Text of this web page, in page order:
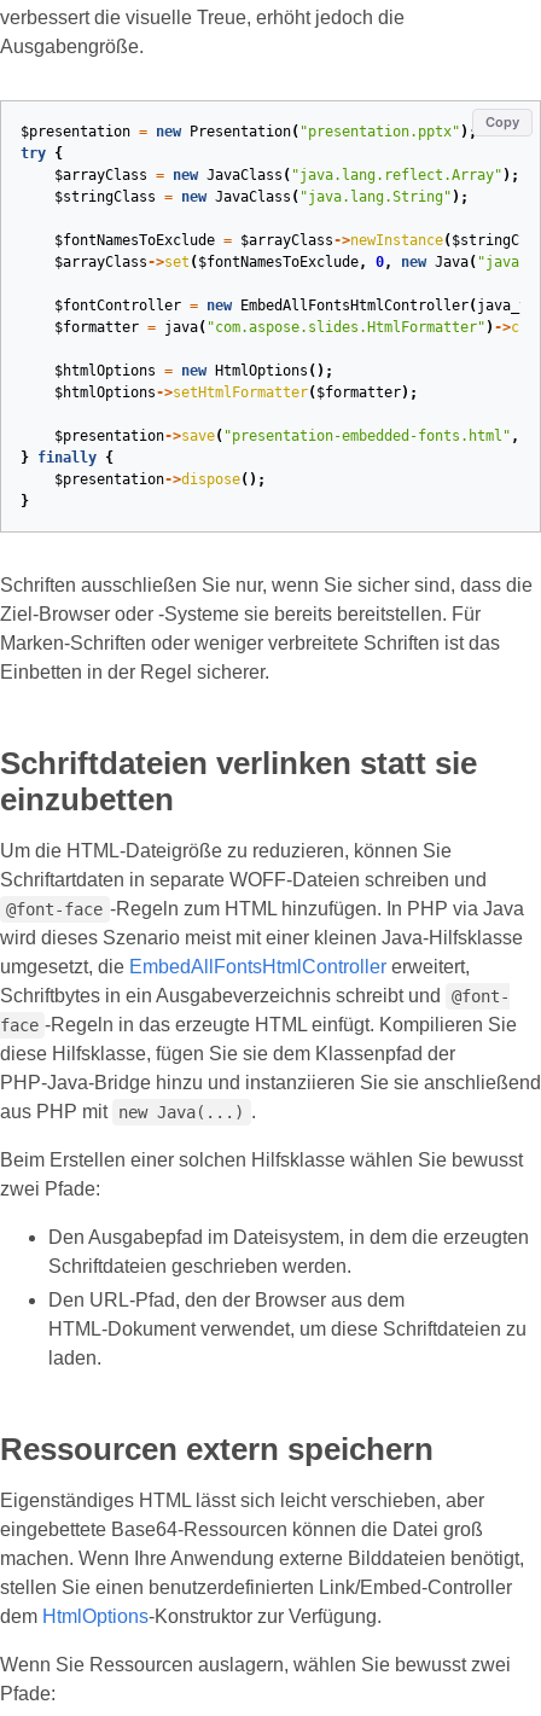
verbessert die visuelle Treue, erhöht jedoch die
Ausgabengröße.
Copy
$presentation = new Presentation( "presentation.pptx" );
try {
$arrayClass = new JavaClass ( "java.lang.reflect.Array" );
$stringClass = new JavaClass ( "java.lang.String" );
$fontNamesToExclude = $arrayClass->newInstance(
$arrayClass->set ( $fontNamesToExclude, 0, new Java(
$fontController = new EmbedAllFontsHtmlController(
$formatter = java( "com.aspose.slides.HtmlFormatter" ) ->
$htmlOptions = new HtmlOptions ();
$htmlOptions->setHtmlFormatter( $formatter);
$presentation->save( "presentation-embedded-fonts.html" ,
} finally {
$presentation->dispose();
}
Schriften ausschließen Sie nur, wenn Sie sicher sind, dass die
Ziel‑Browser oder -Systeme sie bereits bereitstellen. Für
Marken‑Schriften oder weniger verbreitete Schriften ist das
Einbetten in der Regel sicherer.
Schriftdateien verlinken statt sie
einzubetten
Um die HTML‑Dateigröße zu reduzieren, können Sie
Schriftartdaten in separate WOFF‑Dateien schreiben und
@font-face ‑Regeln zum HTML hinzufügen. In PHP via Java
wird dieses Szenario meist mit einer kleinen Java‑Hilfsklasse
umgesetzt, die EmbedAllFontsHtmlController erweitert,
Schriftbytes in ein Ausgabeverzeichnis schreibt und
@font-
face ‑Regeln in das erzeugte HTML einfügt. Kompilieren Sie
diese Hilfsklasse, fügen Sie sie dem Klassenpfad der
PHP‑Java‑Bridge hinzu und instanziieren Sie sie anschließend
aus PHP mit new Java(...) .
Beim Erstellen einer solchen Hilfsklasse wählen Sie bewusst
zwei Pfade:
Den Ausgabepfad im Dateisystem, in dem die erzeugten
Schriftdateien geschrieben werden.
Den URL‑Pfad, den der Browser aus dem
HTML‑Dokument verwendet, um diese Schriftdateien zu
laden.
Ressourcen extern speichern
Eigenständiges HTML lässt sich leicht verschieben, aber
eingebettete Base64‑Ressourcen können die Datei groß
machen. Wenn Ihre Anwendung externe Bilddateien benötigt,
stellen Sie einen benutzerdefinierten Link/Embed‑Controller
dem HtmlOptions‑Konstruktor zur Verfügung.
Wenn Sie Ressourcen auslagern, wählen Sie bewusst zwei
Pfade: